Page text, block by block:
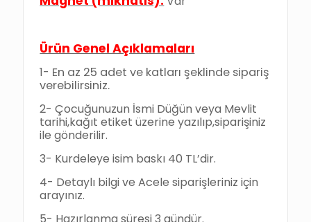
Ürün Genel Açıklamaları
1- En az 25 adet ve katları şeklinde sipariş
verebilirsiniz.
2-Çocuğunuzun İsmi Düğün veya Mevlit
tarihi,kağıt etiket üzerine yazılıp,siparişiniz
ile gönderilir.
3- Kurdeleye isim baskı 40 TL’dir.
4- Detaylı bilgi ve Acele siparişleriniz için
arayınız.